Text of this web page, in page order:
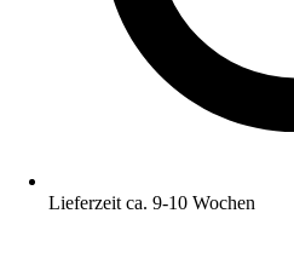
Lieferzeit ca. 9-10 Wochen